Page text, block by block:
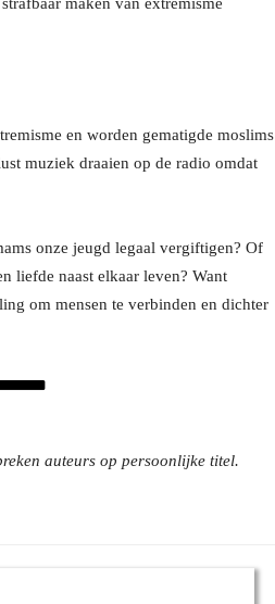
maken van extremisme
en worden gematigde moslims
muziek draaien op de radio omdat
onze jeugd legaal vergiftigen? Of
liefde naast elkaar leven? Want
om mensen te verbinden en dichter
auteurs op persoonlijke titel.